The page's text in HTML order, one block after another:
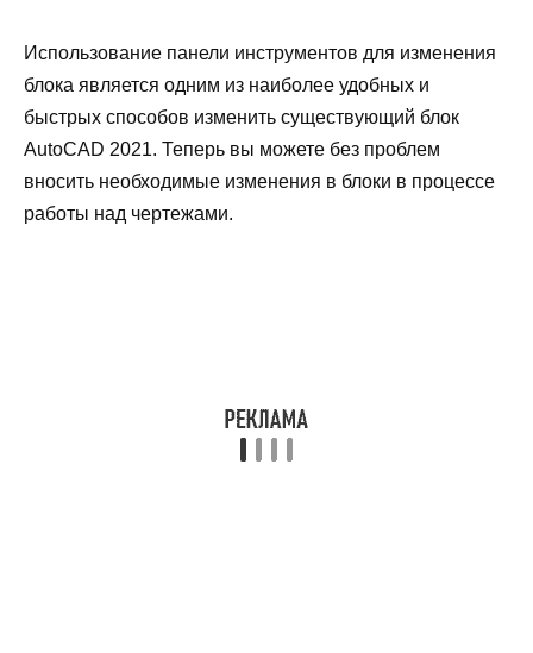
Использование панели инструментов для изменения
блока является одним из наиболее удобных и
быстрых способов изменить существующий блок
AutoCAD 2021. Теперь вы можете без проблем
вносить необходимые изменения в блоки в процессе
работы над чертежами.